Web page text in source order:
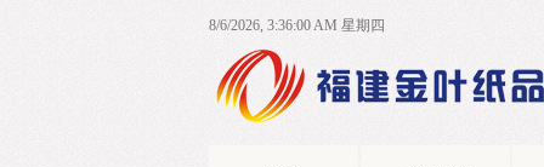
8/6/2026, 3:36:01 AM 星期四